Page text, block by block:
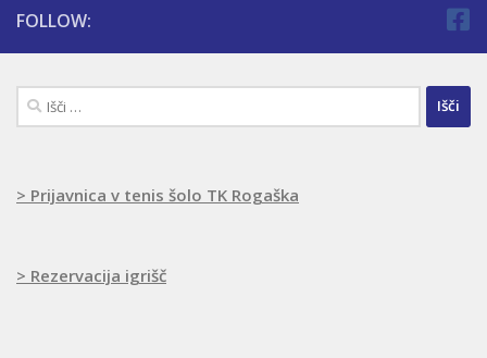
FOLLOW:
Išči:
> Prijavnica v tenis šolo TK Rogaška
> Rezervacija igrišč